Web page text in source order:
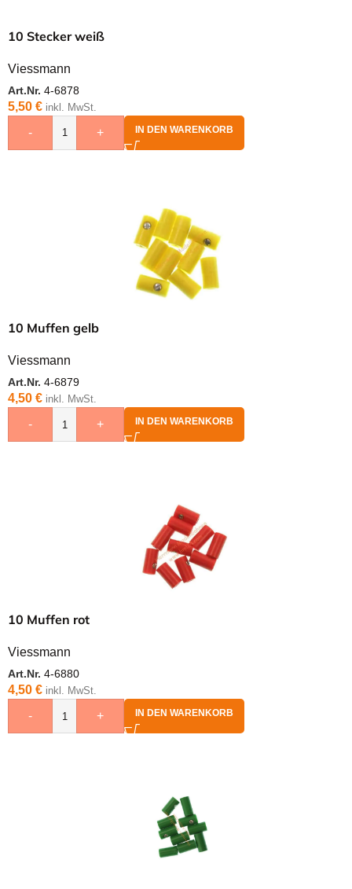
10 Stecker weiß
Viessmann
Art.Nr. 4-6878
5,50 € inkl. MwSt.
- + IN DEN WARENKORB
10 Muffen gelb
Viessmann
Art.Nr. 4-6879
4,50 € inkl. MwSt.
- + IN DEN WARENKORB
10 Muffen rot
Viessmann
Art.Nr. 4-6880
4,50 € inkl. MwSt.
- + IN DEN WARENKORB